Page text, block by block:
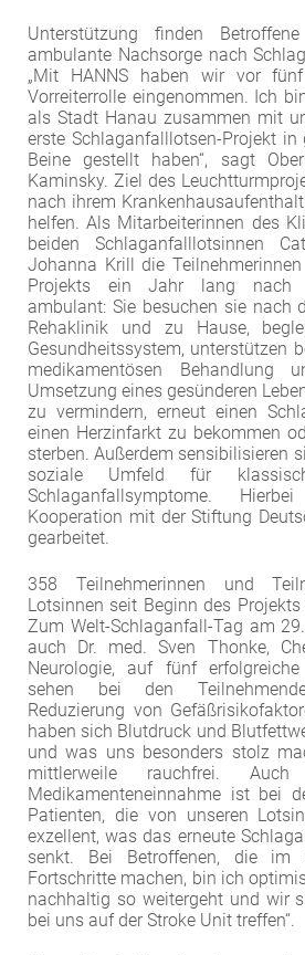
Unterstützung finden
ambulante Nachsorge nach
„Mit HANNS haben wir vor
Vorreiterrolle eingenommen. Ich
als Stadt Hanau zusammen mit
erste Schlaganfalllotsen-Projekt
Beine gestellt haben“, sagt
Kaminsky. Ziel des
nach ihrem
helfen. Als Mitarbeiterinnen des
beiden Schlaganfalllotsinnen
Johanna Krill die
Projekts ein Jahr lang nach
ambulant: Sie besuchen sie nach
Rehaklinik und zu Hause,
Gesundheitssystem, unterstützen
medikamentösen
Umsetzung eines gesünderen
zu vermindern, erneut einen
einen Herzinfarkt zu bekommen
sterben. Außerdem sensibilisieren
soziale Umfeld für
Schlaganfallsymptome.
Kooperation mit der Stiftung
gearbeitet.
358 Teilnehmerinnen und
Lotsinnen seit Beginn des
Zum Welt-Schlaganfall-Tag am
auch Dr. med. Sven Thonke,
Neurologie, auf fünf
sehen bei den
Reduzierung von
haben sich Blutdruck und
und was uns besonders stolz
mittlerweile rauchfrei.
Medikamenteneinnahme ist bei
Patienten, die von unseren
exzellent, was das erneute
senkt. Bei Betroffenen, die im
Fortschritte machen, bin ich
nachhaltig so weitergeht und wir
bei uns auf der Stroke Unit treffen“.
YouTube
Vimeo